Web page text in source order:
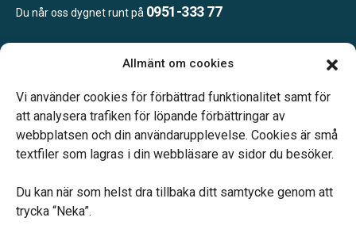
Allmänt om cookies
Vi använder cookies för förbättrad funktionalitet samt för
att analysera trafiken för löpande förbättringar av
webbplatsen och din användarupplevelse. Cookies är små
textfiler som lagras i din webbläsare av sidor du besöker.
Du kan när som helst dra tillbaka ditt samtycke genom att
trycka “Neka”.
Du når oss dygnet runt på 0951-333 77
Ring eller mejla oss för att boka en tid.
Vårt systerbolag Verahill hjälper dig med familjejuridiken –